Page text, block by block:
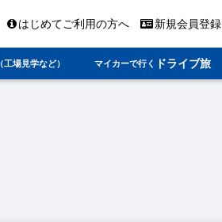
はじめてご利用の方へ 新規会員登録
（工場見学など） マイカーで行く ドライブ旅